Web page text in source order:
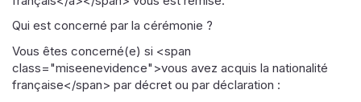
Qui est concerné par la cérémonie ?
Vous êtes concerné(e) si <span
class="miseenevidence">vous avez acquis la nationalité
française</span> par décret ou par déclaration :